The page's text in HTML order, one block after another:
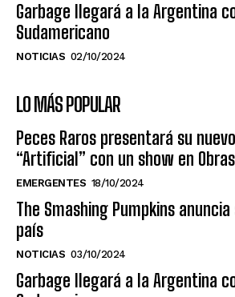
Garbage llegará a la Argentina
Sudamericano
NOTICIAS 02/10/2024
LO MÁS POPULAR
Peces Raros presentará su
“Artificial” con un show en Obras
EMERGENTES 18/10/2024
The Smashing Pumpkins
país
NOTICIAS 03/10/2024
Garbage llegará a la Argentina